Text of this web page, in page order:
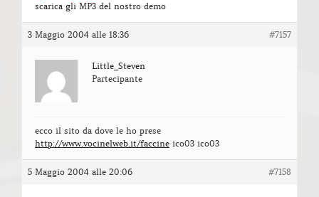
scarica gli MP3 del nostro demo
3 Maggio 2004 alle 18:36 #7157
Little_Steven
Partecipante
ecco il sito da dove le ho prese
http://www.vocinelweb.it/faccine ico03 ico03
5 Maggio 2004 alle 20:06 #7158